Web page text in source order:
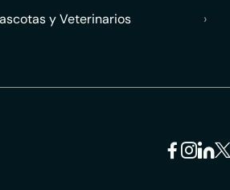
y Veterinarios
›